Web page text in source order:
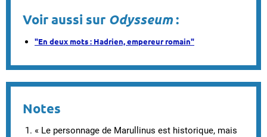
Voir aussi sur Odysseum:
"En deux mots : Hadrien, empereur romain"
Notes
« Le personnage de Marullinus est historique, mais